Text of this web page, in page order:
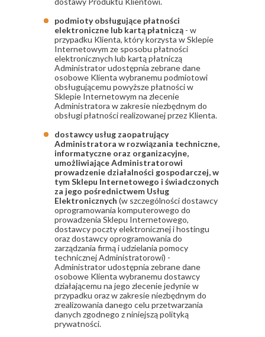
podmioty obsługujące płatności
elektroniczne lub kartą płatniczą - w
przypadku Klienta, który korzysta w Sklepie
Internetowym ze sposobu płatności
elektronicznych lub kartą płatniczą
Administrator udostępnia zebrane dane
osobowe Klienta wybranemu podmiotowi
obsługującemu powyższe płatności w
Sklepie Internetowym na zlecenie
Administratora w zakresie niezbędnym do
obsługi płatności realizowanej przez Klienta.
dostawcy usług zaopatrujący
Administratora w rozwiązania techniczne,
informatyczne oraz organizacyjne,
umożliwiające Administratorowi
prowadzenie działalności gospodarczej, w
tym Sklepu Internetowego i świadczonych
za jego pośrednictwem Usług
Elektronicznych (w szczególności dostawcy
oprogramowania komputerowego do
prowadzenia Sklepu Internetowego,
dostawcy poczty elektronicznej i hostingu
oraz dostawcy oprogramowania do
zarządzania firmą i udzielania pomocy
technicznej Administratorowi) -
Administrator udostępnia zebrane dane
osobowe Klienta wybranemu dostawcy
działającemu na jego zlecenie jedynie w
przypadku oraz w zakresie niezbędnym do
zrealizowania danego celu przetwarzania
danych zgodnego z niniejszą polityką
prywatności.